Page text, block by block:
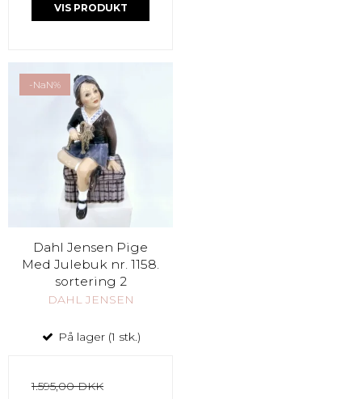
VIS PRODUKT
-NaN%
Dahl Jensen Pige
Med Julebuk nr. 1158.
sortering 2
DAHL JENSEN
På lager (1 stk.)
1.595,00 DKK